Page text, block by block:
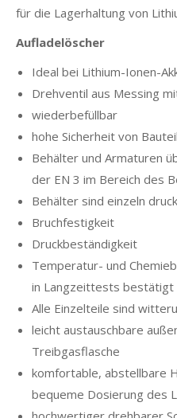
für die Lagerhaltung von
Aufladelöscher
Ideal bei Lithium-Ionen-
Drehventil aus Messing
wiederbefüllbar
hohe Sicherheit von
Behälter und Armaturen
der EN 3 im Bereich des
Behälter sind einzeln
Bruchfestigkeit
Druckbeständigkeit
Temperatur- und
in Langzeittests bestätigt
Alle Einzelteile sind
leicht austauschbare
Treibgasflasche
komfortable, abstellbare
bequeme Dosierung des